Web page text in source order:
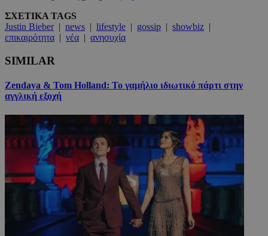
ΣΧΕΤΙΚΑ TAGS
Justin Bieber| news | lifestyle | gossip | showbiz |
επικαιρότητα | νέα | ανησυχία
SIMILAR
Zendaya & Tom Holland: Το γαμήλιο ιδιωτικό πάρτι στην
αγγλική εξοχή